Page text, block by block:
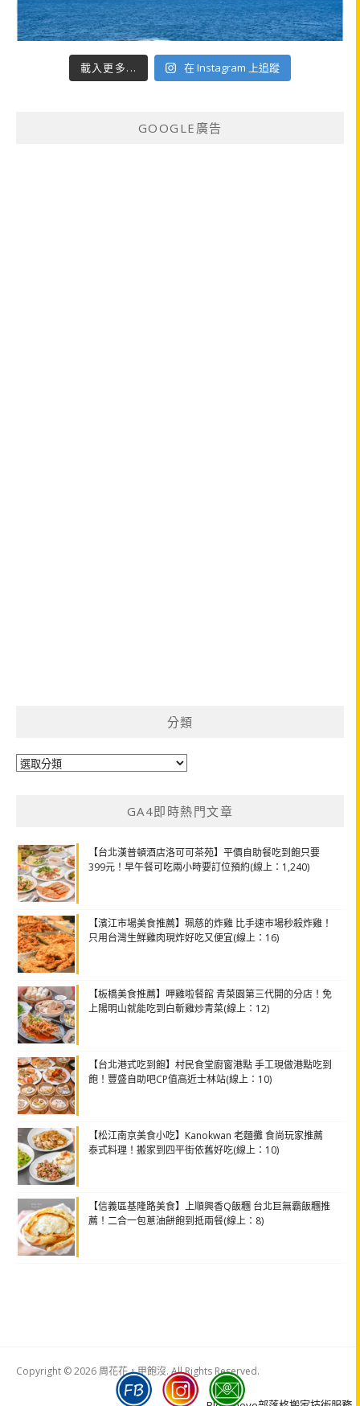
載入更多... 在 Instagram 上追蹤
GOOGLE廣告
分類
分
GA4即時熱門文章
【台北漢普頓酒店洛可可茶苑】平價自助餐吃到飽只要
399元！早午餐可吃兩小時要訂位預約(線上：1,240)
【濱江市場美食推薦】珮慈的炸雞 比手速市場秒殺炸雞！
只用台灣生鮮雞肉現炸好吃又便宜(線上：16)
【板橋美食推薦】呷雞啦餐館 青菜園第三代開的分店！免
上陽明山就能吃到白斬雞炒青菜(線上：12)
【台北港式吃到飽】村民食堂廚窗港點 手工現做港點吃到
飽！豐盛自助吧CP值高近士林站(線上：10)
【松江南京美食小吃】Kanokwan 老麵攤 食尚玩家推薦
泰式料理！搬家到四平街依舊好吃(線上：10)
【信義區基隆路美食】上順興香Q飯糰 台北巨無霸飯糰推
薦！二合一包蔥油餅飽到抵兩餐(線上：8)
Copyright © 2026 周花花，甲飽沒. All Rights Reserved.